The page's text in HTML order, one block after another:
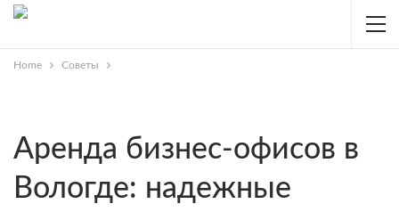
Home Советы
Аренда бизнес-офисов в
Вологде: надежные